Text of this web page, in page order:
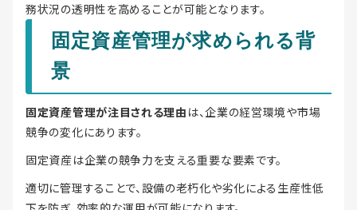
務状況の透明性を高めることが可能となります。
固定資産管理が求められる背
景
固定資産管理が注目される理由 は、企業の経営環境や市場
競争の変化にあります。
固定資産は企業の競争力を支える重要な要素です。
適切に管理することで、設備の老朽化や劣化による生産性低